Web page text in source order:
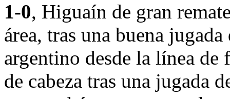
1-0, Higuaín de gran
área, tras una buena
argentino desde la línea
de cabeza tras una jugada